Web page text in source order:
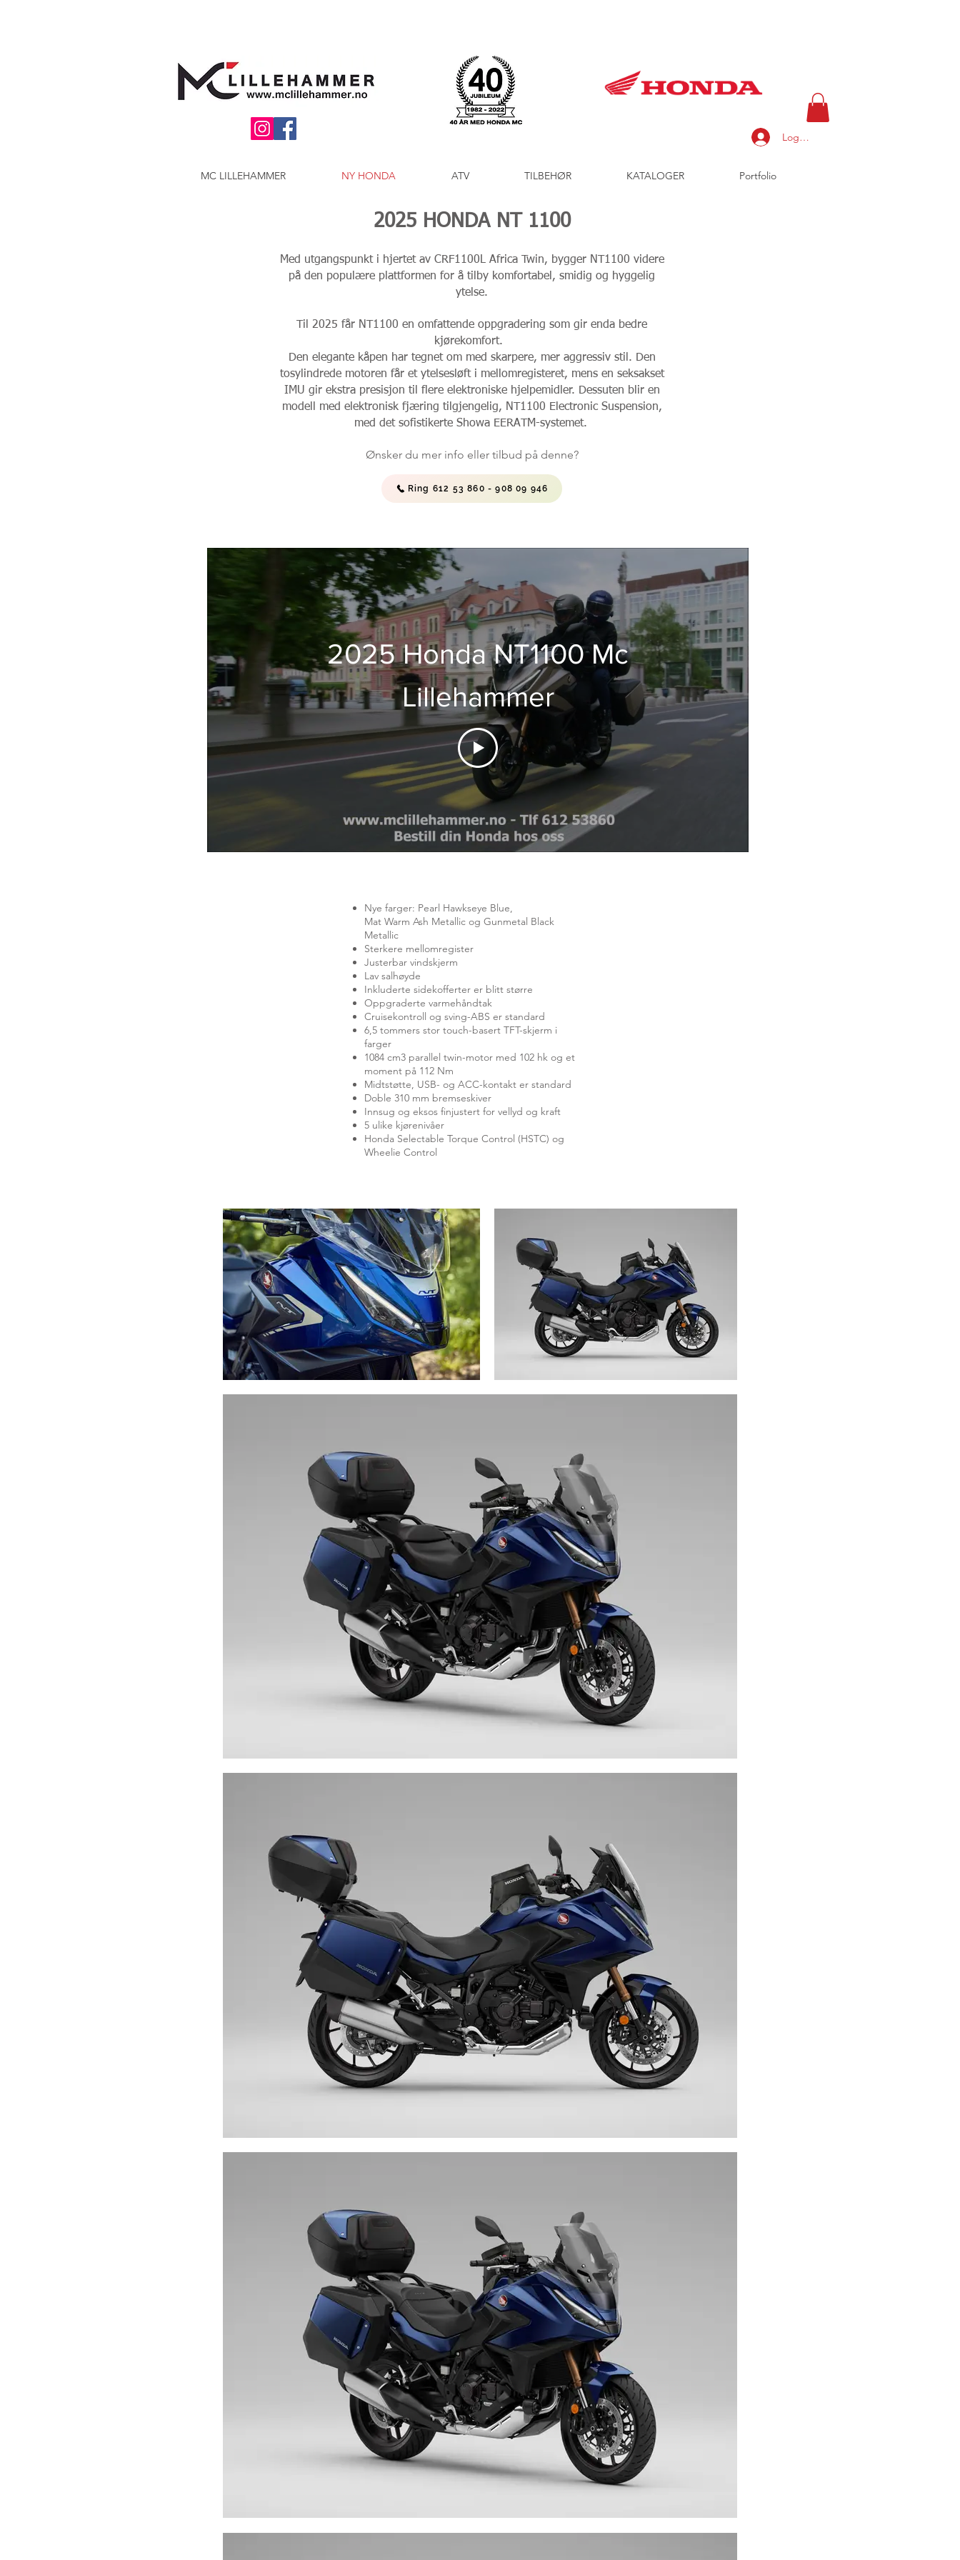
Logg inn
MC LILLEHAMMER NY HONDA ATV TILBEHØR KATALOGER Portfolio
2025 HONDA NT 1100
Med utgangspunkt i hjertet av CRF1100L Africa Twin, bygger NT1100 videre
på den populære plattformen for å tilby komfortabel, smidig og hyggelig
ytelse.
Til 2025 får NT1100 en omfattende oppgradering som gir enda bedre
kjørekomfort.
Den elegante kåpen har tegnet om med skarpere, mer aggressiv stil. Den
tosylindrede motoren får et ytelsesløft i mellomregisteret, mens en seksakset
IMU gir ekstra presisjon til flere elektroniske hjelpemidler. Dessuten blir en
modell med elektronisk fjæring tilgjengelig, NT1100 Electronic Suspension,
med det sofistikerte Showa EERATM-systemet.
Ønsker du mer info eller tilbud på denne?​
Ring 612 53 860 - 908 09 946
2025 Honda NT1100 Mc
Lillehammer
Nye farger: Pearl Hawkseye Blue,
Mat Warm Ash Metallic og Gunmetal Black
Metallic
Sterkere mellomregister
Justerbar vindskjerm
Lav salhøyde
Inkluderte sidekofferter er blitt større
Oppgraderte varmehåndtak
Cruisekontroll og sving-ABS er standard
6,5 tommers stor touch-basert TFT-skjerm i
farger
1084 cm3 parallel twin-motor med 102 hk og et
moment på 112 Nm
Midtstøtte, USB- og ACC-kontakt er standard
Doble 310 mm bremseskiver
Innsug og eksos finjustert for vellyd og kraft
5 ulike kjørenivåer
Honda Selectable Torque Control (HSTC) og
Wheelie Control